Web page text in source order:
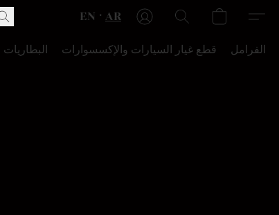
EN AR
البطاريات قطع غيار السيارات والإكسسوارات الفرامل